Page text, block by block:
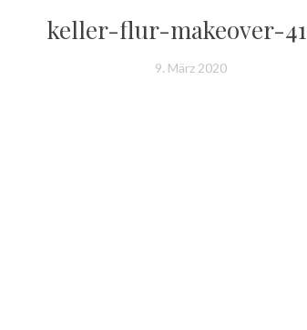
keller-flur-makeover-41
9. März 2020